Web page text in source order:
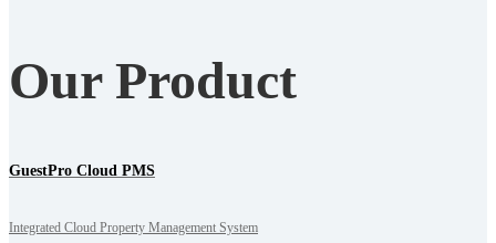
Our Product
GuestPro Cloud PMS
Integrated Cloud Property Management System